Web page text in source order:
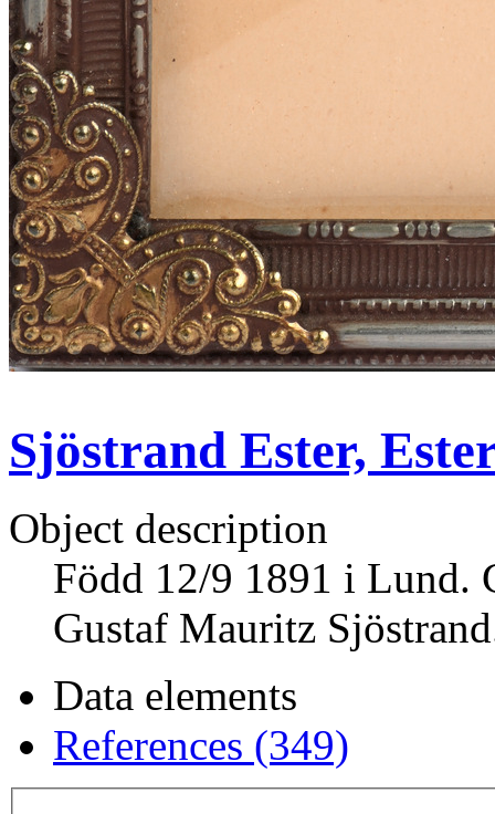
Sjöstrand Ester,
Object description
Född 12/9 1891 i Lund.
Gustaf Mauritz
Data elements
References (349)